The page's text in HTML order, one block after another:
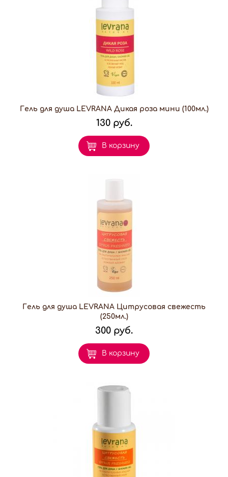
Гель для душа LEVRANA Дикая роза мини (100мл.)
130 руб.
В корзину
Гель для душа LEVRANA Цитрусовая свежесть
(250мл.)
300 руб.
В корзину